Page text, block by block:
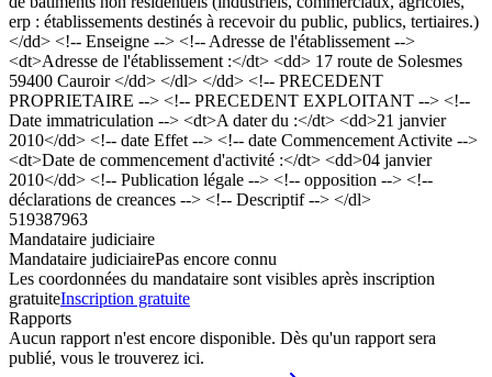
erp : établissements destinés à recevoir du public, publics, tertiaires.)
</dd> <!-- Enseigne --> <!-- Adresse de l'établissement -->
<dt>Adresse de l'établissement :</dt> <dd> 17 route de Solesmes
59400 Cauroir </dd> </dl> </dd> <!-- PRECEDENT
PROPRIETAIRE --> <!-- PRECEDENT EXPLOITANT --> <!--
Date immatriculation --> <dt>A dater du :</dt> <dd>21 janvier
2010</dd> <!-- date Effet --> <!-- date Commencement Activite -->
<dt>Date de commencement d'activité :</dt> <dd>04 janvier
2010</dd> <!-- Publication légale --> <!-- opposition --> <!--
déclarations de creances --> <!-- Descriptif --> </dl>
519387963
Mandataire judiciaire
Mandataire judiciairePas encore connu
Les coordonnées du mandataire sont visibles après inscription
gratuiteInscription gratuite
Rapports
Aucun rapport n'est encore disponible. Dès qu'un rapport sera
publié, vous le trouverez ici.